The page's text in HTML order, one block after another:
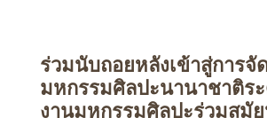
ร่วมนับถอยหลังเข้าสู่การจั
มหกรรมศิลปะนานาชาติร
งานมหกรรมศิลปะร่วมสมั